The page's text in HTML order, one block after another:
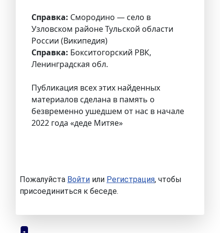
Справка: Смородино — село в
Узловском районе Тульской области
России (Википедия)
Справка: Бокситогорский РВК,
Ленинградская обл.
Публикация всех этих найденных
материалов сделана в память о
безвременно ушедшем от нас в начале
2022 года «деде Митяе»
Пожалуйста Войти или Регистрация, чтобы
присоединиться к беседе.